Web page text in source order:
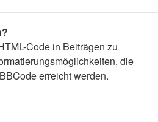
Code in Beiträgen zu
die
erreicht werden.